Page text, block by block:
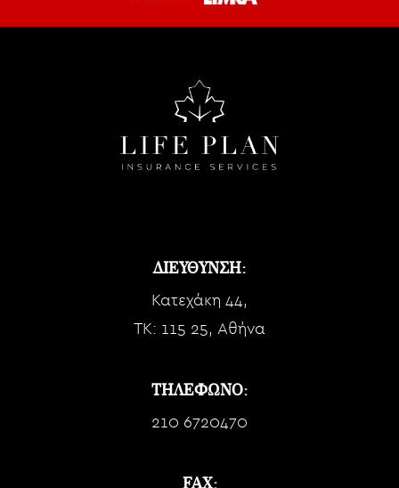
ΔΙΕΥΘΥΝΣΗ:
Κατεχάκη 44,
TK: 115 25, Αθήνα
ΤΗΛΕΦΩΝΟ:
210 6720470
FAX: